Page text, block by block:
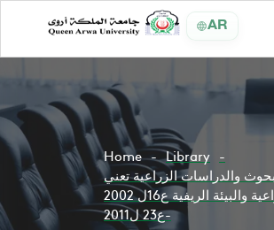
AR
Home
Library
والدراسات الزراعية تعني
بقضايا العلوم الزراعية والبيئة الريفية ع16ل 2002
-ع23 ل2011